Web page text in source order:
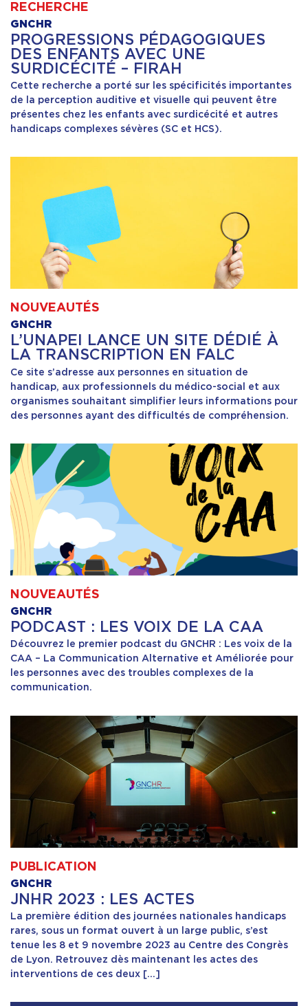
RECHERCHE
GNCHR
PROGRESSIONS PÉDAGOGIQUES
DES ENFANTS AVEC UNE
SURDICÉCITÉ – FIRAH
Cette recherche a porté sur les spécificités importantes
de la perception auditive et visuelle qui peuvent être
présentes chez les enfants avec surdicécité et autres
handicaps complexes sévères (SC et HCS).
NOUVEAUTÉS
GNCHR
L’UNAPEI LANCE UN SITE DÉDIÉ À
LA TRANSCRIPTION EN FALC
Ce site s’adresse aux personnes en situation de
handicap, aux professionnels du médico-social et aux
organismes souhaitant simplifier leurs informations pour
des personnes ayant des difficultés de compréhension.
NOUVEAUTÉS
GNCHR
PODCAST : LES VOIX DE LA CAA
Découvrez le premier podcast du GNCHR : Les voix de la
CAA – La Communication Alternative et Améliorée pour
les personnes avec des troubles complexes de la
communication.
PUBLICATION
GNCHR
JNHR 2023 : LES ACTES
La première édition des journées nationales handicaps
rares, sous un format ouvert à un large public, s’est
tenue les 8 et 9 novembre 2023 au Centre des Congrès
de Lyon. Retrouvez dès maintenant les actes des
interventions de ces deux […]